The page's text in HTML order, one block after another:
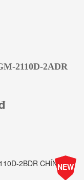
2110D-2ADR
-25%
Giá
NEW